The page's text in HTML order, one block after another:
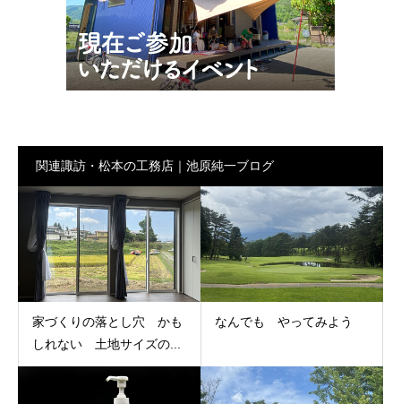
関連諏訪・松本の工務店｜池原純一ブログ
家づくりの落とし穴 かも
しれない 土地サイズの...
なんでも やってみよう